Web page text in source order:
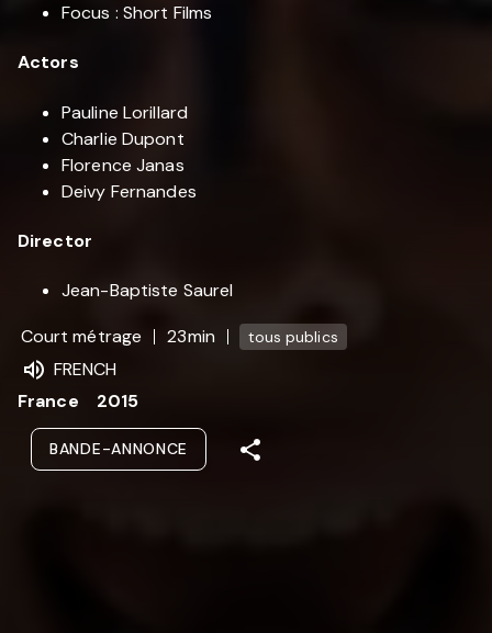
Focus : Short Films
Actors
Pauline Lorillard
Charlie Dupont
Florence Janas
Deivy Fernandes
Director
Jean-Baptiste Saurel
Court métrage
23min tous publics
FRENCH
France
2015
BANDE-ANNONCE